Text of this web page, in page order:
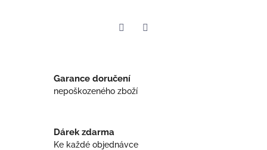
Garance doručení
nepoškozeného zboží
Dárek zdarma
Ke každé objednávce